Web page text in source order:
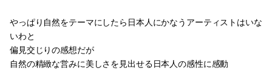
やっぱり自然をテーマにしたら日本人にかなうアーティストはいな
いわと
偏見交じりの感想だが
自然の精緻な営みに美しさを見出せる日本人の感性に感動